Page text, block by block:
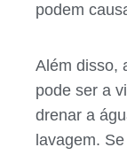
podem
Além disso,
pode ser a
drenar a
lavagem.